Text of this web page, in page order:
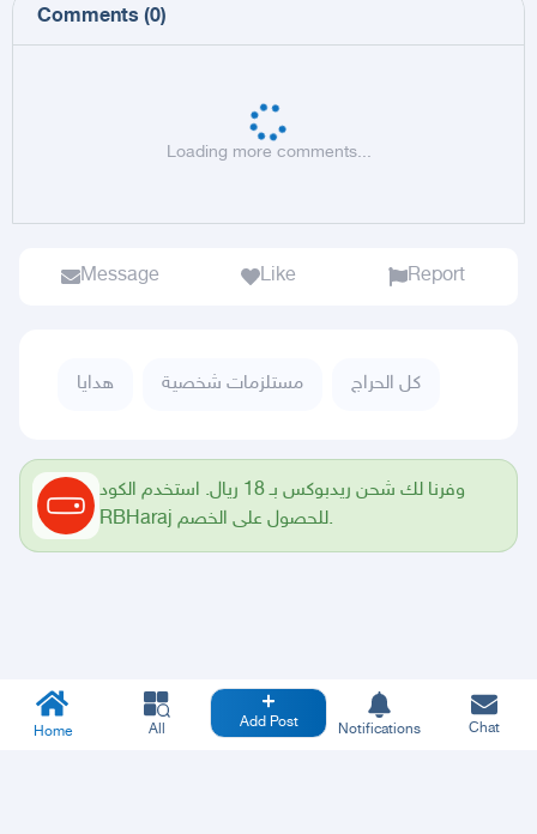
Comments (0)
Loading more comments...
Message Like Report
هدايا مستلزمات شخصية كل الحراج
وفرنا لك شحن ريدبوكس بـ 18 ريال. استخدم الكود
RBHaraj للحصول على الخصم.
Home All Add Post Notifications Chat